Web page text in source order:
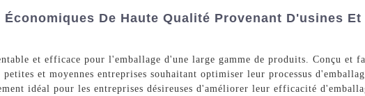
De Haute Qualité Provenant D'usines Et
et efficace pour l'emballage d'une large gamme de produits. Conçu et
et moyennes entreprises souhaitant optimiser leur processus
idéal pour les entreprises désireuses d'améliorer leur efficacité